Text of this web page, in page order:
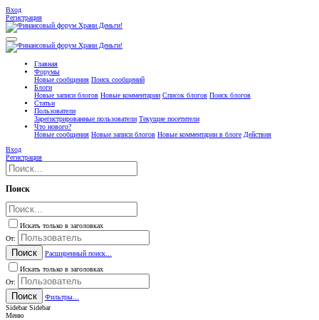
Вход
Регистрация
Главная
Форумы
Новые сообщения Поиск сообщений
Блоги
Новые записи блогов Новые комментарии Список блогов Поиск блогов
Статьи
Пользователи
Зарегистрированные пользователи Текущие посетители
Что нового?
Новые сообщения Новые записи блогов Новые комментарии в блоге Действия
Вход
Регистрация
Поиск
Искать только в заголовках
От:
Поиск
Расширенный поиск...
Искать только в заголовках
От:
Поиск
Фильтры...
Sidebar Sidebar
Меню